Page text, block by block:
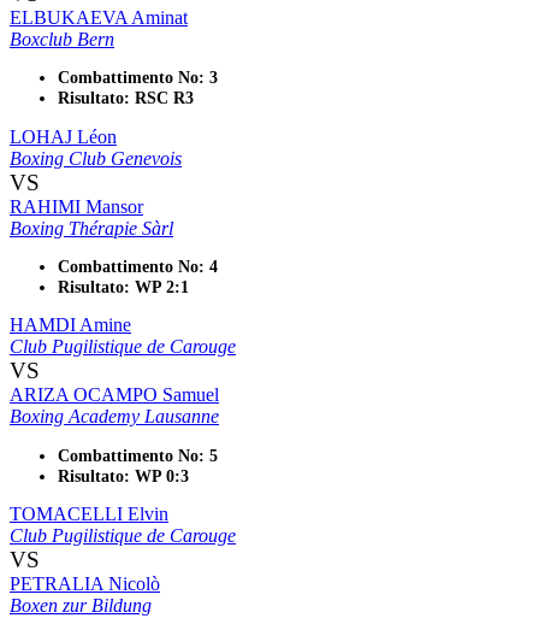
ELBUKAEVA Aminat
Boxclub Bern
Combattimento No: 3
Risultato: RSC R3
LOHAJ Léon
Boxing Club Genevois
VS
RAHIMI Mansor
Boxing Thérapie Sàrl
Combattimento No: 4
Risultato: WP 2:1
HAMDI Amine
Club Pugilistique de Carouge
VS
ARIZA OCAMPO Samuel
Boxing Academy Lausanne
Combattimento No: 5
Risultato: WP 0:3
TOMACELLI Elvin
Club Pugilistique de Carouge
VS
PETRALIA Nicolò
Boxen zur Bildung